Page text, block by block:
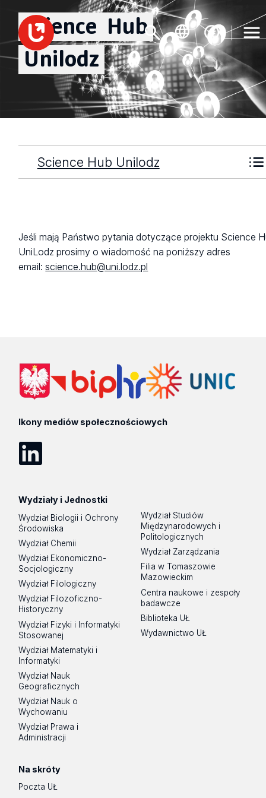
Science Hub
Unilodz
Science Hub Unilodz
Jeśli mają Państwo pytania dotyczące projektu Science
UniLodz prosimy o wiadomość na poniższy adres
email:science.hub@uni.lodz.pl
Ikony mediów społecznościowych
Wydziały i Jednostki
Wydział Biologii i Ochrony
Środowiska
Wydział Chemii
Wydział Ekonomiczno-
Socjologiczny
Wydział Filologiczny
Wydział Filozoficzno-
Historyczny
Wydział Fizyki i Informatyki
Stosowanej
Wydział Matematyki i
Informatyki
Wydział Nauk
Geograficznych
Wydział Nauk o
Wychowaniu
Wydział Prawa i
Administracji
Wydział Studiów
Międzynarodowych i
Politologicznych
Wydział Zarządzania
Filia w Tomaszowie
Mazowieckim
Centra naukowe i zespoły
badawcze
Biblioteka UŁ
Wydawnictwo UŁ
Na skróty
Poczta UŁ